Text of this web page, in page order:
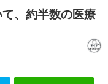
て、約半数の医療